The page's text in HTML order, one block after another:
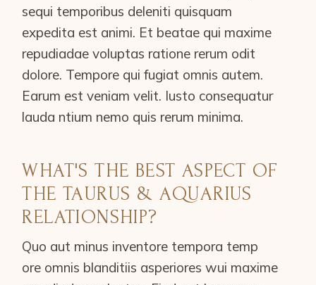
sequi temporibus deleniti quisquam
expedita est animi. Et beatae qui maxime
repudiadae voluptas ratione rerum odit
dolore. Tempore qui fugiat omnis autem.
Earum est veniam velit. Iusto consequatur
lauda ntium nemo quis rerum minima.
WHAT'S THE BEST ASPECT OF
THE TAURUS & AQUARIUS
RELATIONSHIP?
Quo aut minus inventore tempora temp
ore omnis blanditiis asperiores wui maxime